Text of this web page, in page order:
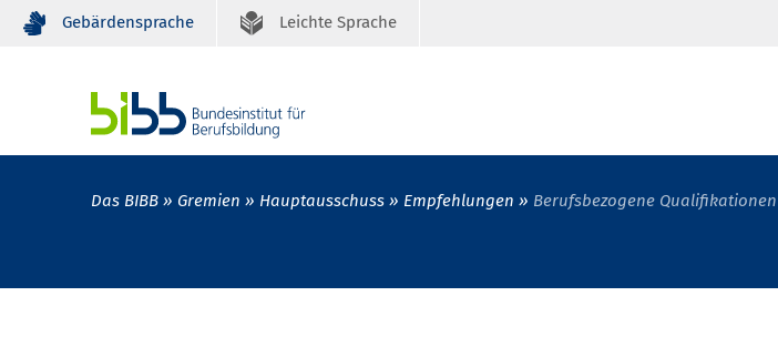
Gebärdensprache Leichte Sprache
Das BIBB Gremien Hauptausschuss Empfehlungen Berufsbezogene Qualifikationen